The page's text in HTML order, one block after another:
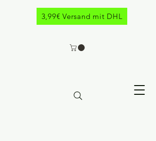
3,99€ Versand mit DHL